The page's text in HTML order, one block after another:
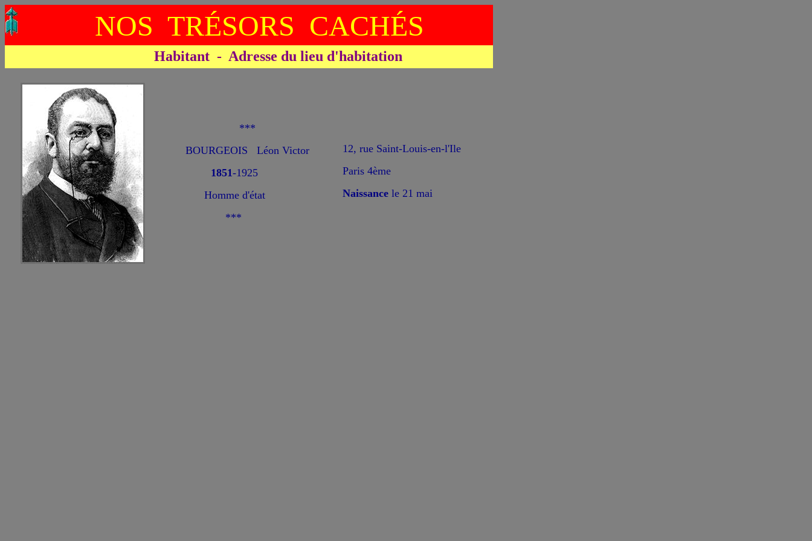
NOS TRÉSORS CACHÉS
Habitant - Adresse du lieu d'habitation
***
BOURGEOIS Léon Victor
1851-1925
Homme d'état
***
12, rue Saint-Louis-en-l'Ile
Paris 4ème
Naissance le 21 mai